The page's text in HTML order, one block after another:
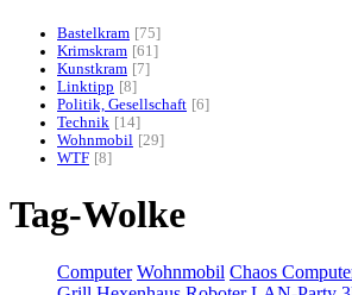
Bastelkram
75
Krimskram 61
Kunstkram
7
Linktipp
8
Politik, Gesellschaft 6
Technik
14
Wohnmobil
29
WTF 8
Tag-Wolke
Computer Wohnmobil Chaos